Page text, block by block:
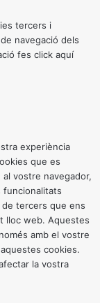
tercers i
navegació dels
fes click aquí
experiència
que es
al vostre navegador,
funcionalitats
tercers que ens
lloc web. Aquestes
amb el vostre
cookies.
la vostra